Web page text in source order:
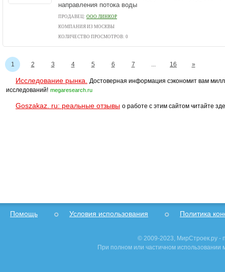
направления потока воды
ПРОДАВЕЦ: ООО ЛИНКОР
КОМПАНИЯ ИЗ МОСКВЫ
КОЛИЧЕСТВО ПРОСМОТРОВ: 0
1 2 3 4 5 6 7 ... 16 »
Исследование рынка.
Достоверная информация сэкономит вам
исследований! megaresearch.ru
Goszakaz. ru: реальные отзывы о работе с этим сайтом читайте
Помощь Условия использования Политика
© 2009-2023, МирСтроек.ру -
При полном или частичном использовании